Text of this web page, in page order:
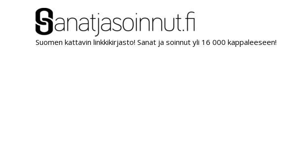
Suomen kattavin linkkikirjasto! Sanat ja soinnut yli 16 000 kappaleeseen!